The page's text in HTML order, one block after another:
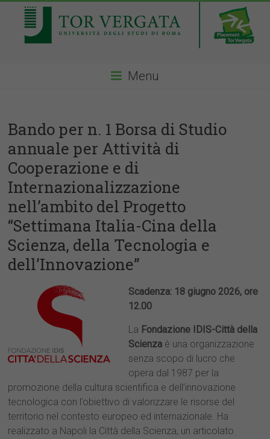
Menu
Bando per n. 1 Borsa di Studio
annuale per Attività di
Cooperazione e di
Internazionalizzazione
nell’ambito del Progetto
“Settimana Italia-Cina della
Scienza, della Tecnologia e
dell’Innovazione”
Scadenza: 18 giugno 2026, ore
12.00
La Fondazione IDIS-Città della
Scienza è una organizzazione
senza scopo di lucro che
opera dal 1987 per la
promozione della cultura scientifica e dell’innovazione
tecnologica con l’obiettivo di valorizzare le risorse del
territorio nel contesto europeo ed internazionale. Ha
realizzato a Napoli la Città della Scienza, un articolato